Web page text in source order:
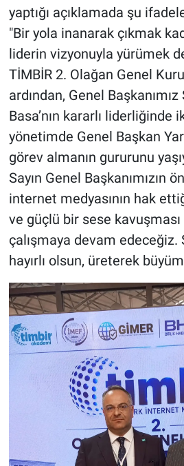
yaptığı açıklamada şu
​"Bir yola inanarak çıkmak
liderin vizyonuyla yürümek
TİMBİR 2. Olağan Genel
ardından, Genel
Basa’nın kararlı liderliğinde
yönetimde Genel Başkan
görev almanın gururunu
​Sayın Genel Başkanımızın
internet medyasının hak
ve güçlü bir sese
çalışmaya devam
hayırlı olsun, üreterek